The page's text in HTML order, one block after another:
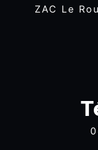
ZAC Le